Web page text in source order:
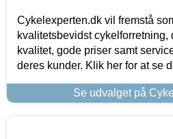
Cykelexperten.dk vil fremstå
kvalitetsbevidst cykelforretning,
kvalitet, gode priser samt
deres kunder. Klik her for at se
Se udvalget på